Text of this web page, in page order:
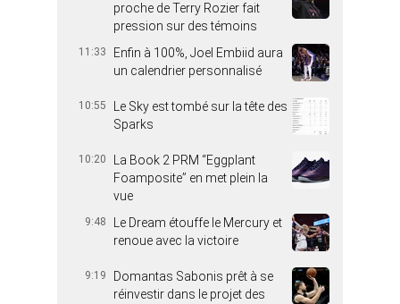
proche de Terry Rozier fait
pression sur des témoins
11:33
Enfin à 100%, Joel Embiid aura
un calendrier personnalisé
10:55
Le Sky est tombé sur la tête des
Sparks
10:20
La Book 2 PRM “Eggplant
Foamposite” en met plein la
vue
9:48
Le Dream étouffe le Mercury et
renoue avec la victoire
9:19
Domantas Sabonis prêt à se
réinvestir dans le projet des